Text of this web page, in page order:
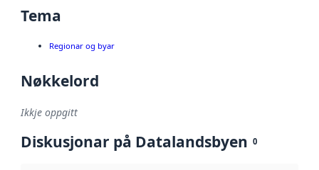
Tema
Regionar og byar
Nøkkelord
Ikkje oppgitt
Diskusjonar på Datalandsbyen 0